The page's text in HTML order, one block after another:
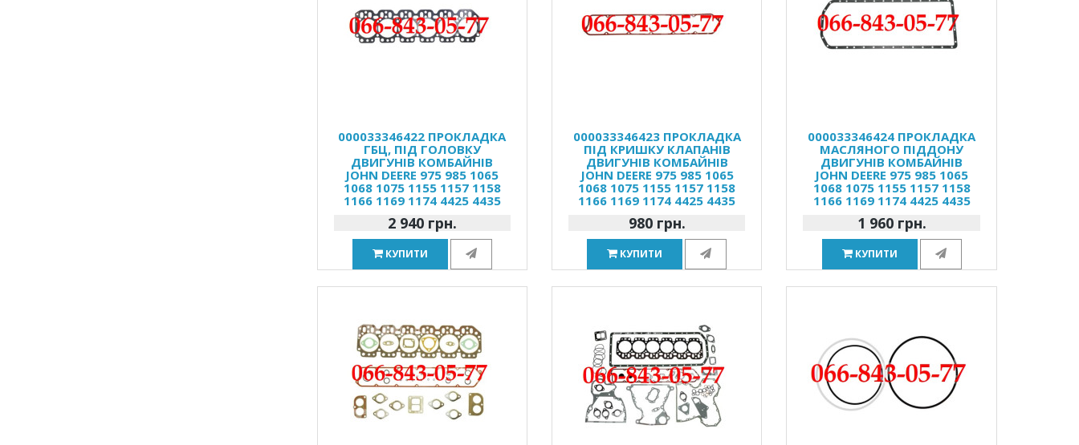
000033346422 ПРОКЛАДКА
ГБЦ, ПІД ГОЛОВКУ
ДВИГУНІВ КОМБАЙНІВ
JOHN DEERE 975 985 1065
1068 1075 1155 1157 1158
1166 1169 1174 4425 4435
2 940 грн.
КУПИТИ
000033346423 ПРОКЛАДКА
ПІД КРИШКУ КЛАПАНІВ
ДВИГУНІВ КОМБАЙНІВ
JOHN DEERE 975 985 1065
1068 1075 1155 1157 1158
1166 1169 1174 4425 4435
980 грн.
КУПИТИ
000033346424 ПРОКЛАДКА
МАСЛЯНОГО ПІДДОНУ
ДВИГУНІВ КОМБАЙНІВ
JOHN DEERE 975 985 1065
1068 1075 1155 1157 1158
1166 1169 1174 4425 4435
1 960 грн.
КУПИТИ